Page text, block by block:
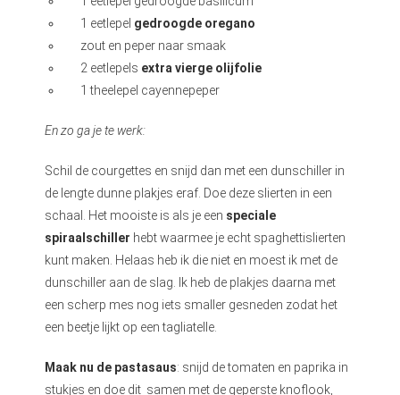
1 eetlepel gedroogde oregano
zout en peper naar smaak
2 eetlepels extra vierge olijfolie
1 theelepel cayennepeper
En zo ga je te werk:
Schil de courgettes en snijd dan met een dunschiller in
de lengte dunne plakjes eraf. Doe deze slierten in een
schaal. Het mooiste is als je een speciale
spiraalschiller hebt waarmee je echt spaghettislierten
kunt maken. Helaas heb ik die niet en moest ik met de
dunschiller aan de slag. Ik heb de plakjes daarna met
een scherp mes nog iets smaller gesneden zodat het
een beetje lijkt op een tagliatelle.
Maak nu de pastasaus: snijd de tomaten en paprika in
stukjes en doe dit samen met de geperste knoflook,